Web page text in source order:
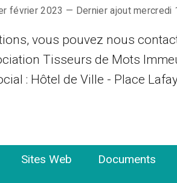
février 2023 — Dernier ajout mercredi
vous pouvez nous
Tisseurs de Mots
: Hôtel de Ville - Place
Sites Web Documents